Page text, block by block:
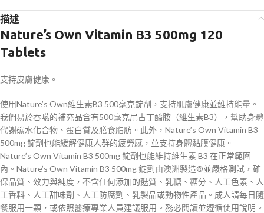
描述
Nature’s Own Vitamin B3 500mg 120
Tablets
支持皮膚健康。
使用Nature’s Own維生素B3 500毫克錠劑，支持肌膚健康並維持能量。
我們易於吞嚥的補充品含有500毫克尼古丁醯胺（維生素B3），幫助身體
代謝碳水化合物、蛋白質及膳食脂肪。此外，Nature’s Own Vitamin B3
500mg 錠劑也能緩解健康人群的疲勞感，並支持身體黏膜健康。
Nature’s Own Vitamin B3 500mg 錠劑也能維持維生素 B3 在正常範圍
內。Nature’s Own Vitamin B3 500mg 錠劑由澳洲製造®並嚴格測試，確
保品質、效力與純度，不含任何添加的麩質、乳糖、糖分、人工色素、人
工香料、人工甜味劑、人工防腐劑、乳製品或動物性產品。成人請每日隨
餐服用一顆，或依照醫療專業人員建議服用。務必閱讀並遵循使用說明。